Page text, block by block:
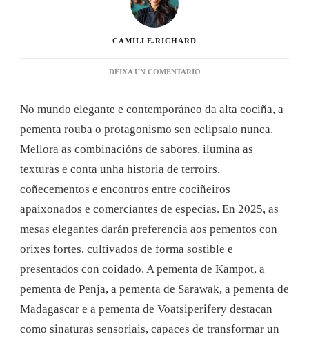
CAMILLE.RICHARD
DEIXA UN COMENTARIOEN
DEBERÍAS
ESCOLLER
PARA
REALZAR
TÚA
ELEGANTE
No mundo elegante e contemporáneo da alta cociña, a
pementa rouba o protagonismo sen eclipsalo nunca.
Mellora as combinacións de sabores, ilumina as
texturas e conta unha historia de terroirs,
coñecementos e encontros entre cociñeiros
apaixonados e comerciantes de especias. En 2025, as
mesas elegantes darán preferencia aos pementos con
orixes fortes, cultivados de forma sostible e
presentados con coidado. A pementa de Kampot, a
pementa de Penja, a pementa de Sarawak, a pementa de
Madagascar e a pementa de Voatsiperifery destacan
como sinaturas sensoriais, capaces de transformar un